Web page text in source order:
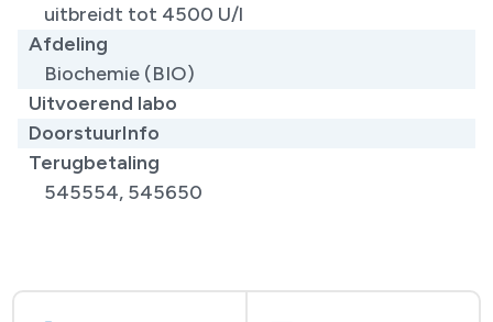
uitbreidt tot 4500 U/l
Afdeling
Biochemie (BIO)
Uitvoerend labo
DoorstuurInfo
Terugbetaling
545554, 545650